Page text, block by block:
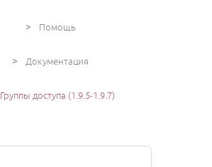
> Помощь
> Документация
Группы доступа (1.9.5-1.9.7)